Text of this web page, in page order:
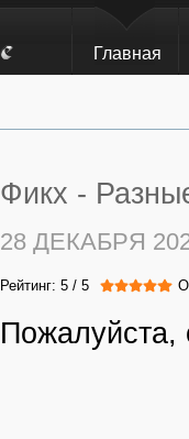
Главная
Фикх -
28 ДЕКАБРЯ
Рейтинг: 5 / 5
Пожалуйста,